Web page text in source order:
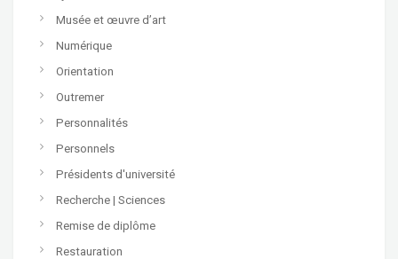
Musée et œuvre d’art
Numérique
Orientation
Outremer
Personnalités
Personnels
Présidents d'université
Recherche | Sciences
Remise de diplôme
Restauration